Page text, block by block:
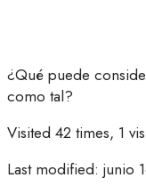
¿Qué puede
como tal?
Visited 42 times, 1
Last modified: junio